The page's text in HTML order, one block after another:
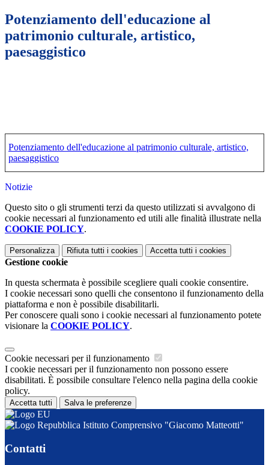
Potenziamento dell'educazione al
patrimonio culturale, artistico,
paesaggistico
Potenziamento dell'educazione al patrimonio culturale, artistico,
paesaggistico
Notizie
Questo sito o gli strumenti terzi da questo utilizzati si avvalgono di
cookie necessari al funzionamento ed utili alle finalità illustrate nella
COOKIE POLICY.
Personalizza Rifiuta tutti i cookies Accetta tutti i cookies
Gestione cookie
In questa schermata è possibile scegliere quali cookie consentire.
I cookie necessari sono quelli che consentono il funzionamento della
piattaforma e non è possibile disabilitarli.
Per conoscere quali sono i cookie necessari al funzionamento potete
visionare la COOKIE POLICY.
Cookie necessari per il funzionamento
I cookie necessari per il funzionamento non possono essere
disabilitati. È possibile consultare l'elenco nella pagina della cookie
policy.
Accetta tutti Salva le preferenze
Istituto Comprensivo "Giacomo Matteotti"
Contatti